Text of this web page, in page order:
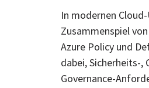
In modernen
Zusammenspiel
Azure Policy und
dabei, Sicherheits-,
Governance-